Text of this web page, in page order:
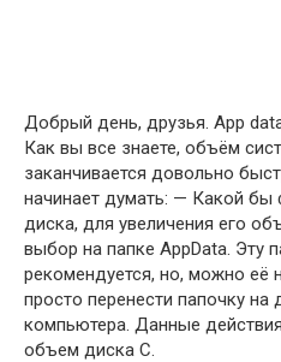
Добрый день, друзья. App
Как вы все знаете, объём
заканчивается довольно
начинает думать: — Какой бы
диска, для увеличения его
выбор на папке AppData. Эту
рекомендуется, но, можно её
просто перенести папочку на
компьютера. Данные
объем диска С.